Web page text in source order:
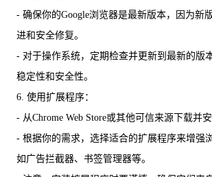
- 确保你的Google浏览器是最新版本，因为新
进和安全修复。
- 对于操作系统，定期检查并更新到最新的版
稳定性和安全性。
6. 使用扩展程序：
- 从Chrome Web Store或其他可信来源下载并
- 根据你的需求，选择适合的扩展程序来增强
如广告拦截器、书签管理器等。